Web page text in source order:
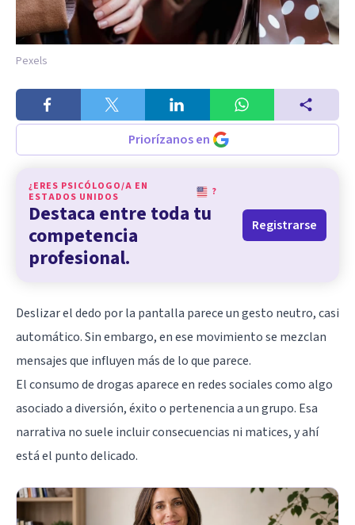
Pexels
Priorízanos en
¿ERES PSICÓLOGO/A EN
ESTADOS UNIDOS
?
Destaca entre toda tu
competencia
profesional.
Registrarse
Deslizar el dedo por la pantalla parece un gesto neutro, casi
automático. Sin embargo, en ese movimiento se mezclan
mensajes que influyen más de lo que parece.
El consumo dedrogasaparece en redes sociales como algo
asociado a diversión, éxito o pertenencia a un grupo. Esa
narrativa no suele incluir consecuencias ni matices, y ahí
está el punto delicado.